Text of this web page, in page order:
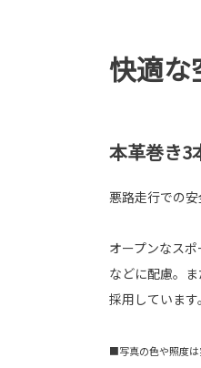
快適な
本革巻き3
悪路走行での安
オープンなス
などに配慮。
採用しています。
■写真の色や照度は